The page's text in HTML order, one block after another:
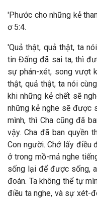
'Phước cho những kẻ
ơ 5:4.
'Quả thật, quả thật, ta
tin Đấng đã sai ta, thì
sự phán-xét, song vượt
thật, quả thật, ta nói
khi những kẻ chết sẽ
những kẻ nghe sẽ được
mình, thì Cha cũng đã
vậy. Cha đã ban quyền
Con người. Chớ lấy điều
ở trong mồ-mả nghe
sống lại để được sống,
đoán. Ta không thể tự
điều ta nghe, và sự xét-